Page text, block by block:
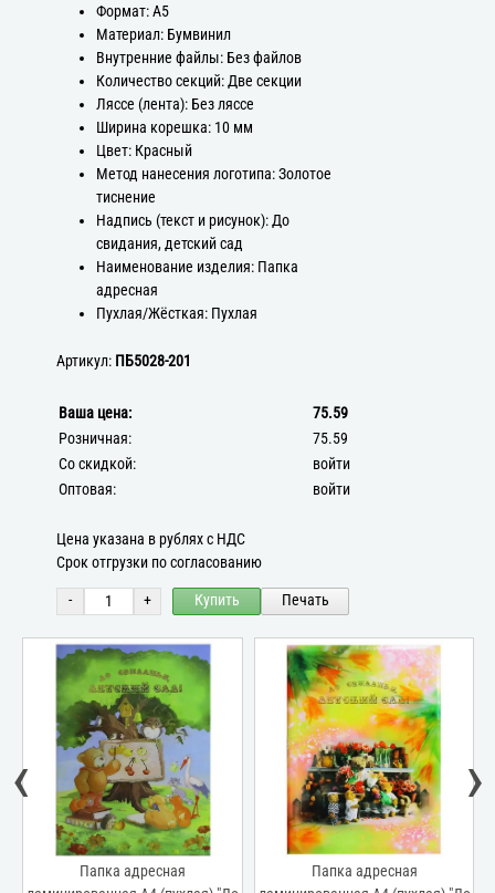
Формат: А5
Материал: Бумвинил
Внутренние файлы: Без файлов
Количество секций: Две секции
Ляссе (лента): Без ляссе
Ширина корешка: 10 мм
Цвет: Красный
Метод нанесения логотипа: Золотое
тиснение
Надпись (текст и рисунок): До
свидания, детский сад
Наименование изделия: Папка
адресная
Пухлая/Жёсткая: Пухлая
Артикул: ПБ5028-201
Ваша цена:
75.59
Розничная:
75.59
Со скидкой:
войти
Оптовая:
войти
Цена указана в рублях с НДС
Срок отгрузки по согласованию
- + Купить Печать
Папка адресная
Папка адресная
‹ ›